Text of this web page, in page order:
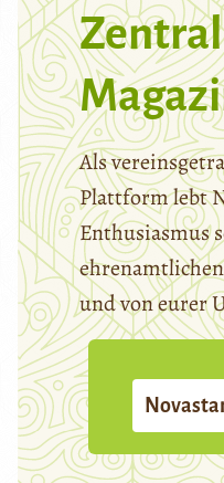
Als
Plattform lebt
Enthusiasmus
und von eurer